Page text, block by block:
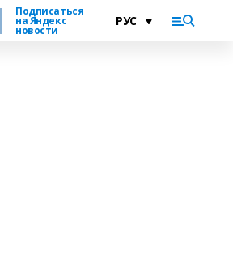
Подписаться
на Яндекс
новости